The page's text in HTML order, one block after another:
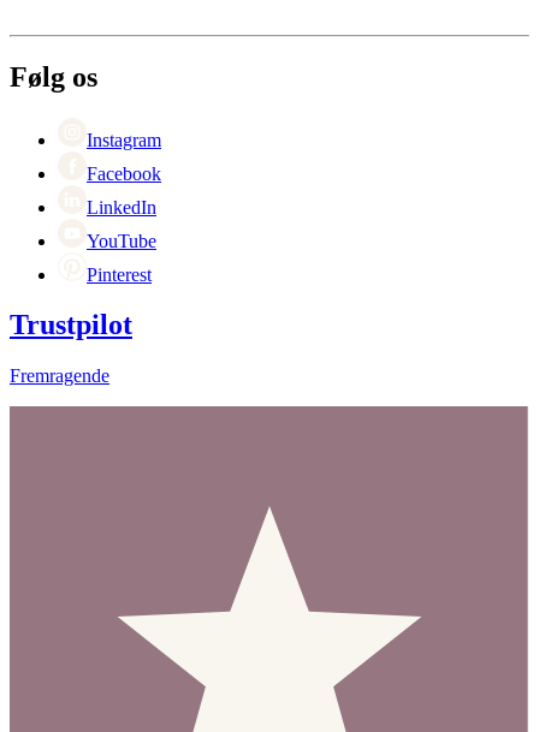
Betaling
Cyber Monday
Følg os
Instagram
Facebook
LinkedIn
YouTube
Pinterest
Trustpilot
Fremragende